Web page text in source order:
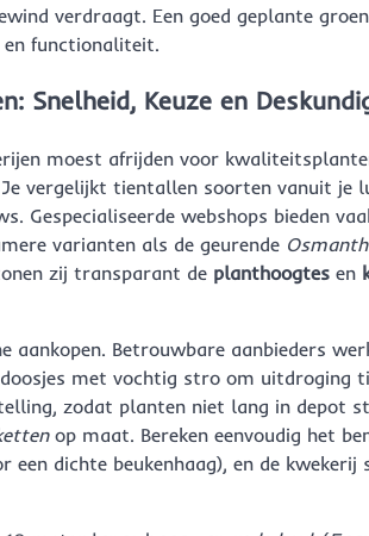
verdraagt. Een goed geplante
en functionaliteit.
Snelheid, Keuze en
moest afrijden voor
Je vergelijkt tientallen soorten vanuit je
Gespecialiseerde webshops bieden
varianten als de geurende
zij transparant de planthoogtes en
Betrouwbare aanbieders
met vochtig stro om uitdroging
zodat planten niet lang in depot
op maat. Bereken eenvoudig het
een dichte beukenhaag), en de